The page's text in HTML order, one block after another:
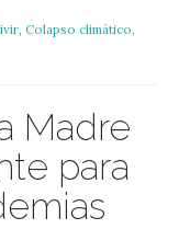
Colapso climático
Madre
para